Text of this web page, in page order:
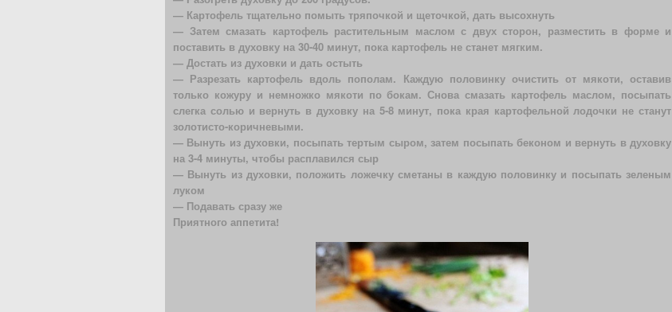
— Картофель тщательно помыть тряпочкой и щеточкой, дать высохнуть
— Затем смазать картофель растительным маслом с двух сторон, разместить в форме и
поставить в духовку на 30-40 минут, пока картофель не станет мягким.
— Достать из духовки и дать остыть
— Разрезать картофель вдоль пополам. Каждую половинку очистить от мякоти, оставив
только кожуру и немножко мякоти по бокам. Снова смазать картофель маслом, посыпать
слегка солью и вернуть в духовку на 5-8 минут, пока края картофельной лодочки не станут
золотисто-коричневыми.
— Вынуть из духовки, посыпать тертым сыром, затем посыпать беконом и вернуть в духовку
на 3-4 минуты, чтобы расплавился сыр
— Вынуть из духовки, положить ложечку сметаны в каждую половинку и посыпать зеленым
луком
— Подавать сразу же
Приятного аппетита!